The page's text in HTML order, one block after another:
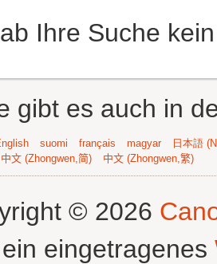
Ihre Suche
gibt es auch in
suomi français magyar
日本語
中文 (Zhongwen,简) 中文 (Zhongwen,繁)
© 2026
eingetragenes